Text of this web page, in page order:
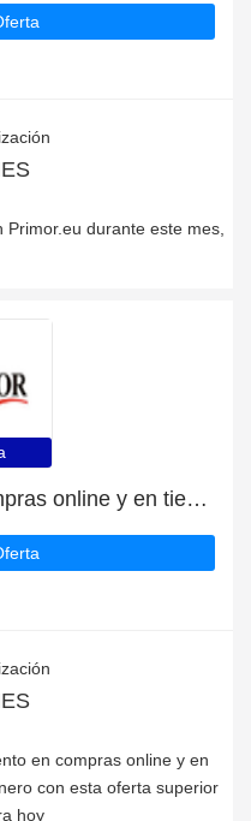
durante este mes,
29% de descuento en compras online y en tienda
en compras online y en
con esta oferta superior
hoy